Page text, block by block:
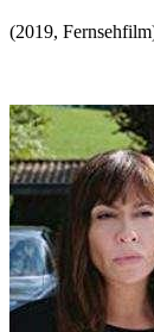
(2019, Fernsehfilm